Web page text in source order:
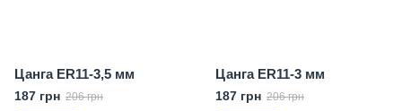
Цанга ER11-3,5 мм
187 грн 206 грн
Цанга ER11-3 мм
187 грн 206 грн